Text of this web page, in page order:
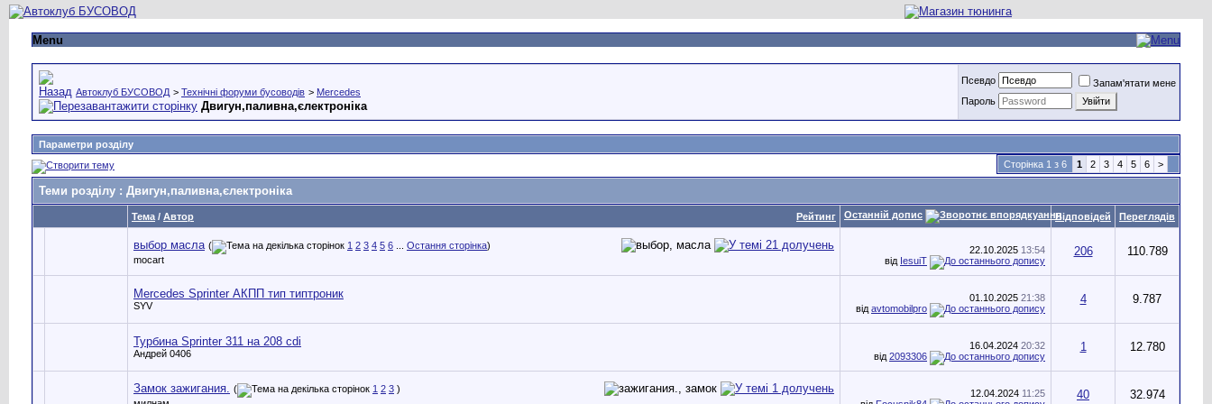
Menu
Автоклуб БУСОВОД > Технічні форуми бусоводів > Mercedes
Двигун,паливна,єлектроніка
Псевдо
Запам'ятати мене
Пароль
Параметри розділу
Сторінка 1 з 6
1 2 3 4 5 6 >
Теми розділу : Двигун,паливна,єлектроніка
Рейтинг
Тема / Автор Останній допис Відповідей Переглядів
выбор масла ( 1 2 3 4 5 6 Остання сторінка)
mocart
22.10.2025 13:54
від IesuiT
206 110.789
Mercedes Sprinter АКПП тип типтроник
SYV
01.10.2025 21:38
від avtomobilpro
4 9.787
Турбина Sprinter 311 на 208 cdi
Андрей 0406
16.04.2024 20:32
від 2093306
1 12.780
Замок зажигания. ( 1 2 3 )
12.04.2024 11:25
40 32.974